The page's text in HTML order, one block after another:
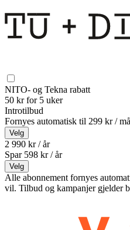
NITO- og Tekna rabatt
50 kr for 5 uker
Introtilbud
Fornyes automatisk til 299 kr /
Velg
2 990 kr / år
Spar 598 kr /år
Velg
Alle abonnement fornyes
vil. Tilbud og kampanjer gjelder